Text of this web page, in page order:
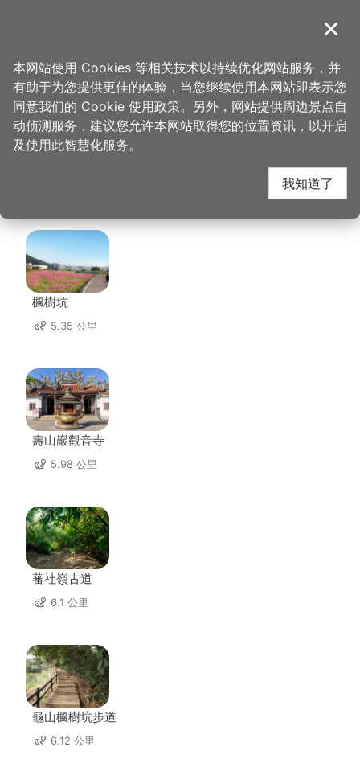
導覽
首页 > 想去的地方 > 住宿 > 爱之星汽车旅馆
爱之星汽车旅馆 周边景
点
楓樹坑
5.35 公里
壽山巖觀音寺
5.98 公里
蕃社嶺古道
6.1 公里
龜山楓樹坑步道
6.12 公里
关闭
本网站使用 Cookies 等相关技术以持续优化网站服务，并
有助于为您提供更佳的体验，当您继续使用本网站即表示您
同意我们的 Cookie 使用政策。另外，网站提供周边景点自
动侦测服务，建议您允许本网站取得您的位置资讯，以开启
及使用此智慧化服务。
我知道了